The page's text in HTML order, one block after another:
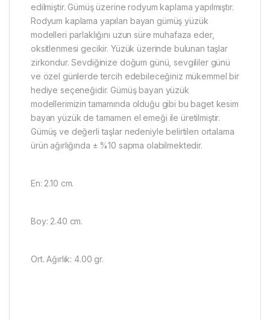
edilmiştir. Gümüş üzerine rodyum kaplama yapılmıştır.
Rodyum kaplama yapılan bayan gümüş yüzük
modelleri parlaklığını uzun süre muhafaza eder,
oksitlenmesi gecikir. Yüzük üzerinde bulunan taşlar
zirkondur. Sevdiğinize doğum günü, sevgililer günü
ve özel günlerde tercih edebileceğiniz mükemmel bir
hediye seçeneğidir. Gümüş bayan yüzük
modellerimizin tamamında olduğu gibi bu baget kesim
bayan yüzük de tamamen el emeği ile üretilmiştir.
Gümüş ve değerli taşlar nedeniyle belirtilen ortalama
ürün ağırlığında ± %10 sapma olabilmektedir.
En: 2.10 cm.
Boy: 2.40 cm.
Ort. Ağırlık: 4.00 gr.